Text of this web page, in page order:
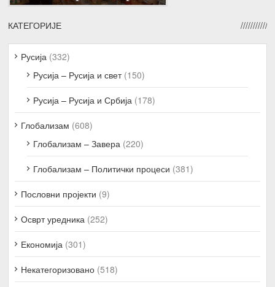
КАТЕГОРИЈЕ
Русија (332)
Русија – Русија и свет(150)
Русија – Русија и Србија (178)
Глобализам (608)
Глобализам – Завера (220)
Глобализам – Политички процеси (381)
Пословни пројекти (9)
Осврт уредника (252)
Економија (301)
Некатегоризовано (518)